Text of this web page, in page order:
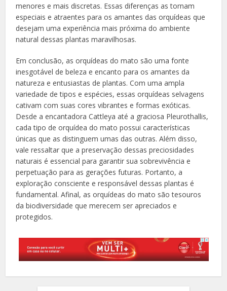
menores e mais discretas. Essas diferenças as tornam
especiais e atraentes para os amantes das orquídeas que
desejam uma experiência mais próxima do ambiente
natural dessas plantas maravilhosas.
Em conclusão, as orquídeas do mato são uma fonte
inesgotável de beleza e encanto para os amantes da
natureza e entusiastas de plantas. Com uma ampla
variedade de tipos e espécies, essas orquídeas selvagens
cativam com suas cores vibrantes e formas exóticas.
Desde a encantadora Cattleya até a graciosa Pleurothallis,
cada tipo de orquídea do mato possui características
únicas que as distinguem umas das outras. Além disso,
vale ressaltar que a preservação dessas preciosidades
naturais é essencial para garantir sua sobrevivência e
perpetuação para as gerações futuras. Portanto, a
exploração consciente e responsável dessas plantas é
fundamental. Afinal, as orquídeas do mato são tesouros
da biodiversidade que merecem ser apreciados e
protegidos.